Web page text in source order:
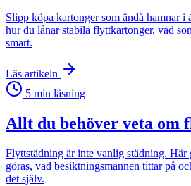
Slipp köpa kartonger som ändå hamnar
hur du lånar stabila flyttkartonger, vad
smart.
Läs artikeln
5 min läsning
Allt du behöver veta om
Flyttstädning är inte vanlig städning. Här
göras, vad besiktningsmannen tittar på
det själv.